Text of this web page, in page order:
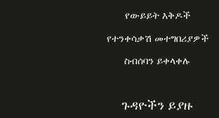
የውይይት እቅዶች
የተንቀሳቃሽ መተግበሪያዎች
ስብሰባን ይቀላቀሉ
ጉዳዮችን ይያዙ